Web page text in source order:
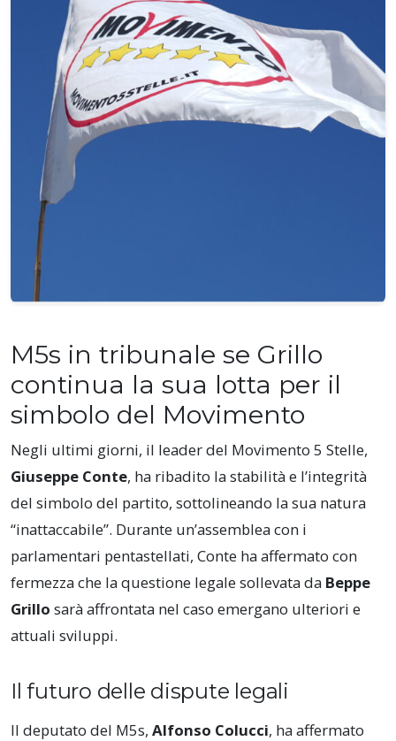
M5s in tribunale se Grillo
continua la sua lotta per il
simbolo del Movimento
Negli ultimi giorni, il leader del Movimento 5 Stelle,
Giuseppe Conte, ha ribadito la stabilità e l’integrità
del simbolo del partito, sottolineando la sua natura
“inattaccabile”. Durante un’assemblea con i
parlamentari pentastellati, Conte ha affermato con
fermezza che la questione legale sollevata da Beppe
Grillo sarà affrontata nel caso emergano ulteriori e
attuali sviluppi.
Il futuro delle dispute legali
Il deputato del M5s, Alfonso Colucci, ha affermato